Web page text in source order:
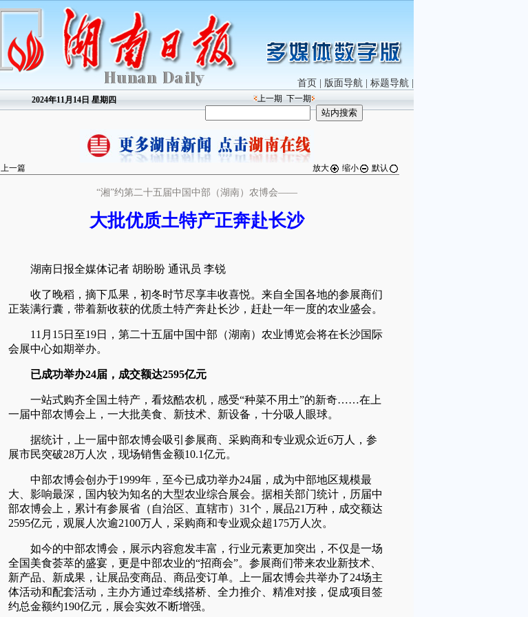
首页 版面导航 标题导航
2024年11月14日 星期四 上一期 下一期
上一篇 放大 缩小 默认
“湘”约第二十五届中国中部（湖南）农博会——
大批优质土特产正奔赴长沙
湖南日报全媒体记者 胡盼盼 通讯员 李锐
收了晚稻，摘下瓜果，初冬时节尽享丰收喜悦。来自全国各地的参展商们
正装满行囊，带着新收获的优质土特产奔赴长沙，赶赴一年一度的农业盛会。
11月15日至19日，第二十五届中国中部（湖南）农业博览会将在长沙国际
会展中心如期举办。
已成功举办24届，成交额达2595亿元
一站式购齐全国土特产，看炫酷农机，感受“种菜不用土”的新奇……在上
一届中部农博会上，一大批美食、新技术、新设备，十分吸人眼球。
据统计，上一届中部农博会吸引参展商、采购商和专业观众近6万人，参
展市民突破28万人次，现场销售金额10.1亿元。
中部农博会创办于1999年，至今已成功举办24届，成为中部地区规模最
大、影响最深，国内较为知名的大型农业综合展会。据相关部门统计，历届中
部农博会上，累计有参展省（自治区、直辖市）31个，展品21万种，成交额达
2595亿元，观展人次逾2100万人，采购商和专业观众超175万人次。
如今的中部农博会，展示内容愈发丰富，行业元素更加突出，不仅是一场
全国美食荟萃的盛宴，更是中部农业的“招商会”。参展商们带来农业新技术、
新产品、新成果，让展品变商品、商品变订单。上一届农博会共举办了24场主
体活动和配套活动，主办方通过牵线搭桥、全力推介、精准对接，促成项目签
约总金额约190亿元，展会实效不断增强。